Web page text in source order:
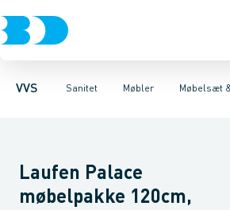
VVS Sanitet
Rør & fittingsPressfittings & rør
Møbler
Toiletter, sæder og cisterner Vaske
Møbelsæt
Møbelsæt & pakkerUnderskabe
Laufen Palace
møbelpakke 120cm,